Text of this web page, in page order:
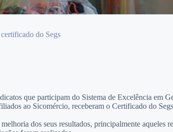
do Segs
que participam do Sistema de Excelência em
ao Sicomércio, receberam o Certificado do
dos seus resultados, principalmente